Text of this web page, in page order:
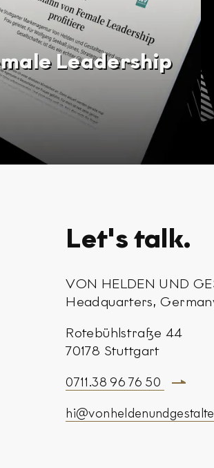
Leadership
Let's talk.
VON HELDEN UND
Headquarters,
Rotebühlstraße 44
70178 Stuttgart
0711.38 96 76 50